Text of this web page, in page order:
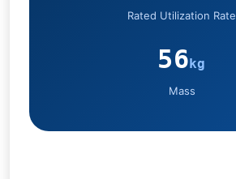
Rated Utilization Rate
56kg
Mass